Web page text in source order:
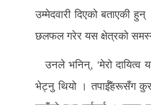
उम्मेदवारी दिएको बताएकी
छलफल गरेर यस क्षेत्रको
उनले भनिन्, ‘मेरो
भेट्नु थियो । तपाईँहरूसँग